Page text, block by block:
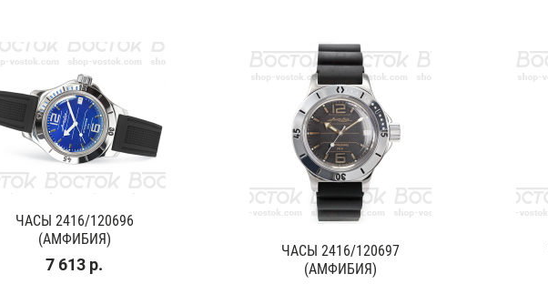
ЧАСЫ 2416/120696
(АМФИБИЯ)
7 613 р.
ЧАСЫ 2416/120697
(АМФИБИЯ)